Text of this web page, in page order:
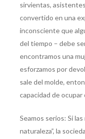
sirvientas,
convertido en una
inconsciente que
del tiempo – debe
encontramos una
esforzamos por
sale del molde,
capacidad de ocupar
Seamos serios: Si
naturaleza”, la